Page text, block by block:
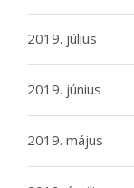
2019. július
2019. június
2019. május